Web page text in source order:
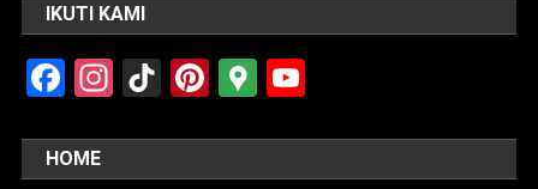
IKUTI KAMI
Facebook
Instagram
TikTokPinterest
Google
HOME